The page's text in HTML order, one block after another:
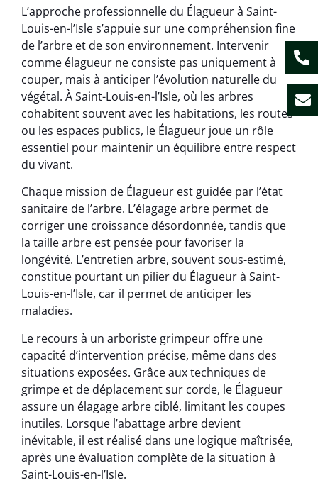
L’approche professionnelle du Élagueur à Saint-
Louis-en-l’Isle s’appuie sur une compréhension fine
de l’arbre et de son environnement. Intervenir
comme élagueur ne consiste pas uniquement à
couper, mais à anticiper l’évolution naturelle du
végétal. À Saint-Louis-en-l’Isle, où les arbres
cohabitent souvent avec les habitations, les routes
ou les espaces publics, le Élagueur joue un rôle
essentiel pour maintenir un équilibre entre respect
du vivant.
Chaque mission de Élagueur est guidée par l’état
sanitaire de l’arbre. L’élagage arbre permet de
corriger une croissance désordonnée, tandis que
la taille arbre est pensée pour favoriser la
longévité. L’entretien arbre, souvent sous-estimé,
constitue pourtant un pilier du Élagueur à Saint-
Louis-en-l’Isle, car il permet de anticiper les
maladies.
Le recours à un arboriste grimpeur offre une
capacité d’intervention précise, même dans des
situations exposées. Grâce aux techniques de
grimpe et de déplacement sur corde, le Élagueur
assure un élagage arbre ciblé, limitant les coupes
inutiles. Lorsque l’abattage arbre devient
inévitable, il est réalisé dans une logique maîtrisée,
après une évaluation complète de la situation à
Saint-Louis-en-l’Isle.